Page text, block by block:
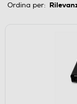
Ordina per: